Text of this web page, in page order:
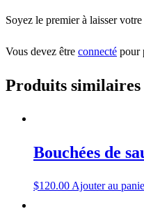
Soyez le premier à laisser
Vous devez être connecté pour
Produits similaires
Bouchées de
$120.00 Ajouter au